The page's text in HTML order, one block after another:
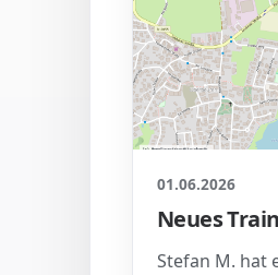
01.06.2026
Neues
Stefan M. hat